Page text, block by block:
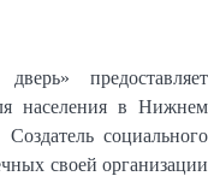
предоставляет
населения в Нижнем
социального
своей организации